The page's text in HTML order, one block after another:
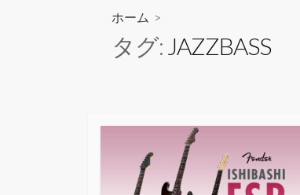
ホーム >
タグ:JAZZBASS